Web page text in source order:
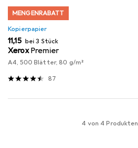
MENGENRABATT
Kopierpapier
EUR
11,15 bei 3 Stück
Xerox Premier
A4, 500 Blätter, 80 g/m²
87
4 von 4 Produkten